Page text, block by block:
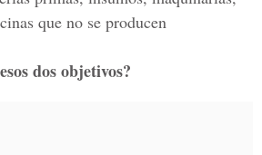
que no se producen
dos objetivos?